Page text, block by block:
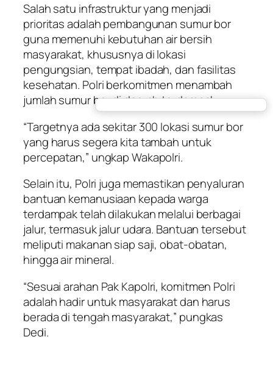
Salah satu infrastruktur yang menjadi
prioritas adalah pembangunan sumur bor
guna memenuhi kebutuhan air bersih
masyarakat, khususnya di lokasi
pengungsian, tempat ibadah, dan fasilitas
kesehatan. Polri berkomitmen menambah
jumlah sumur bor di daerah terdampak.
“Targetnya ada sekitar 300 lokasi sumur bor
yang harus segera kita tambah untuk
percepatan,” ungkap Wakapolri.
Selain itu, Polri juga memastikan penyaluran
bantuan kemanusiaan kepada warga
terdampak telah dilakukan melalui berbagai
jalur, termasuk jalur udara. Bantuan tersebut
meliputi makanan siap saji, obat-obatan,
hingga air mineral.
“Sesuai arahan Pak Kapolri, komitmen Polri
adalah hadir untuk masyarakat dan harus
berada di tengah masyarakat,” pungkas
Dedi.